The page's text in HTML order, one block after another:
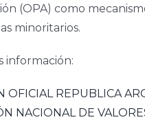
(OPA) como
minoritarios.
información:
OFICIAL REPUBLICA
NACIONAL DE